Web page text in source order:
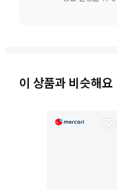
이 상품과 비슷해요